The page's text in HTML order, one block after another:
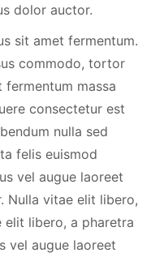
dolor auctor.
sit amet fermentum.
commodo, tortor
fermentum massa
consectetur est
nulla sed
felis euismod
vel augue laoreet
Nulla vitae elit libero,
elit libero, a pharetra
vel augue laoreet